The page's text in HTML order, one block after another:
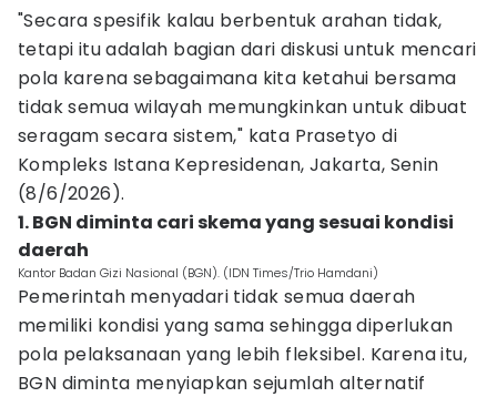
"Secara spesifik kalau berbentuk arahan tidak,
tetapi itu adalah bagian dari diskusi untuk mencari
pola karena sebagaimana kita ketahui bersama
tidak semua wilayah memungkinkan untuk dibuat
seragam secara sistem," kata Prasetyo di
Kompleks Istana Kepresidenan, Jakarta, Senin
(8/6/2026).
1. BGN diminta cari skema yang sesuai kondisi
daerah
Kantor Badan Gizi Nasional (BGN). (IDN Times/Trio Hamdani)
Pemerintah menyadari tidak semua daerah
memiliki kondisi yang sama sehingga diperlukan
pola pelaksanaan yang lebih fleksibel. Karena itu,
BGN diminta menyiapkan sejumlah alternatif